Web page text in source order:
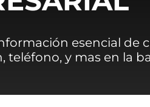
esencial
teléfono, y mas en la